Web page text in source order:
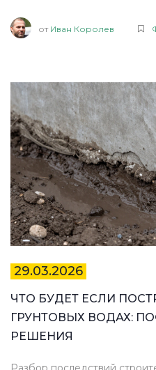
от Иван Королев
29.03.2026
ЧТО БУДЕТ ЕСЛИ
ГРУНТОВЫХ ВОДАХ:
РЕШЕНИЯ